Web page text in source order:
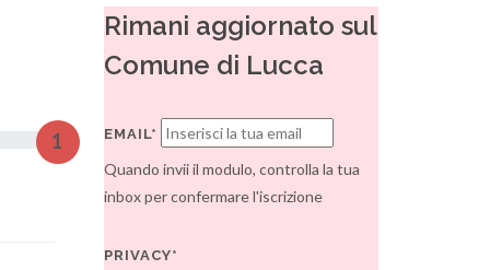
1
Rimani aggiornato sul
Comune di Lucca
EMAIL*
Quando invii il modulo, controlla la tua
inbox per confermare l'iscrizione
PRIVACY*